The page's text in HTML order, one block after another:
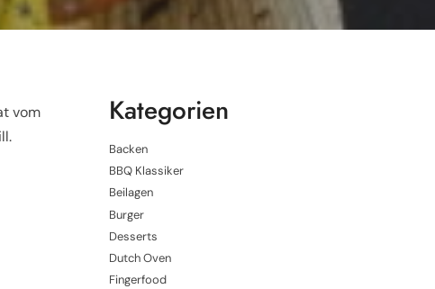
vom
Kategorien
Backen
BBQ Klassiker
Beilagen
Burger
Desserts
Dutch Oven
Fingerfood